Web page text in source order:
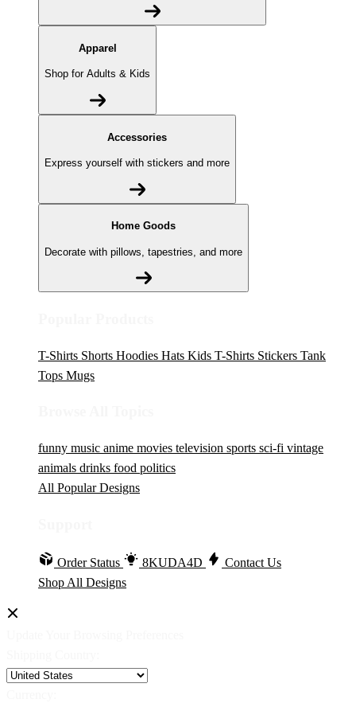
Apparel
Shop for Adults & Kids
Accessories
Express yourself with stickers and more
Home Goods
Decorate with pillows, tapestries, and more
T-Shirts Shorts Hoodies Hats Kids T-Shirts Stickers Tank
Tops Mugs
funny music anime movies television sports sci-fi vintage
animals drinks food politics
All Popular Designs
Order Status 8KUDA4D
Contact Us
Shop All Designs